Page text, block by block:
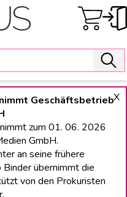
X
Geschäftsbetrieb
zum 01. 06. 2026
GmbH.
an seine frühere
übernimmt die
von den Prokuristen